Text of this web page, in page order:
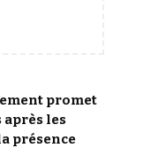
promet
les
présence